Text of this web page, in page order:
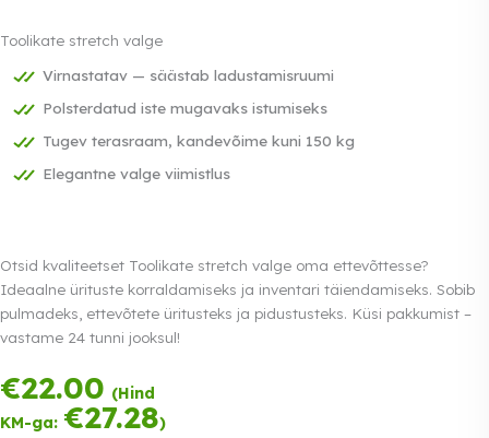
Toolikate stretch valge
Virnastatav — säästab ladustamisruumi
Polsterdatud iste mugavaks istumiseks
Tugev terasraam, kandevõime kuni 150 kg
Elegantne valge viimistlus
Otsid kvaliteetset Toolikate stretch valge oma ettevõttesse?
Ideaalne ürituste korraldamiseks ja inventari täiendamiseks. Sobib
pulmadeks, ettevõtete üritusteks ja pidustusteks. Küsi pakkumist –
vastame 24 tunni jooksul!
€22.00 (Hind
KM-ga: €27.28)